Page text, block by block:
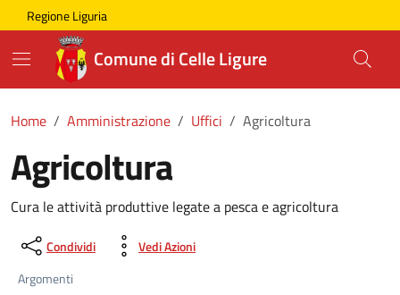
Skip to main content
Comune di Celle Ligure
Regione Liguria
Comune di Celle Ligure
Home Amministrazione Uffici Agricoltura
Agricoltura
Cura le attività produttive legate a pesca e agricoltura
Condividi
Vedi Azioni
Argomenti